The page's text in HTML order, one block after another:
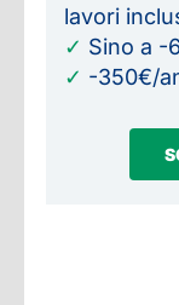
lavori
✓ Sino a -
✓ -350€/